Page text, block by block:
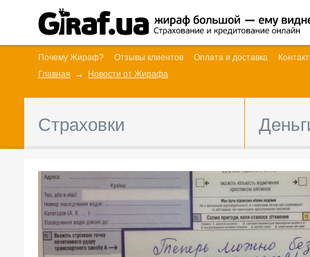
Почему Жираф? Отзывы клиентов Оплата и доставка
Главная
Новости от Жирафа
Страховки